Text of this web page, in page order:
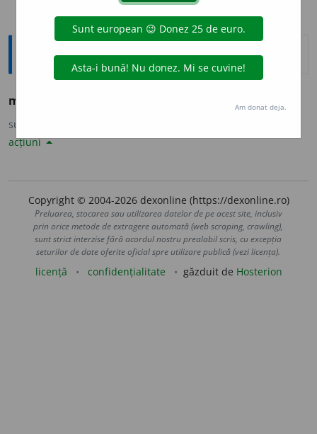
Sinonime
meridionalic
sursa:
acțiuni
Copyright © 2004-2026 dexonline (https://dexonline.ro)
Preluarea, stocarea sau utilizarea datelor de pe acest site, inclusiv
prin orice metode de extragere automată (web scraping, crawling),
sunt strict interzise fără acordul nostru prealabil scris, cu excepția
seturilor de date oferite oficial spre utilizare publică (vezi licența).
licență confidențialitate găzduit de Hosterion
Am donat deja.